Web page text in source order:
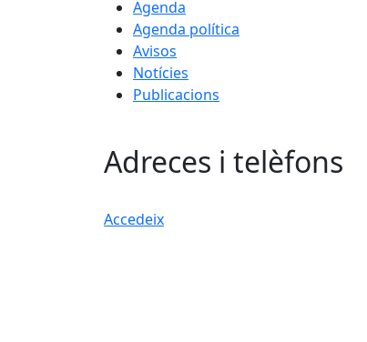
Agenda
Agenda política
Avisos
Notícies
Publicacions
Adreces i telèfons
Accedeix